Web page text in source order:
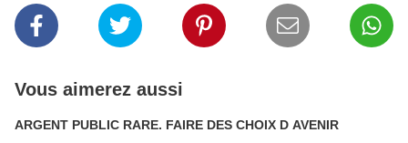
Vous aimerez aussi
ARGENT PUBLIC RARE. FAIRE DES CHOIX D AVENIR